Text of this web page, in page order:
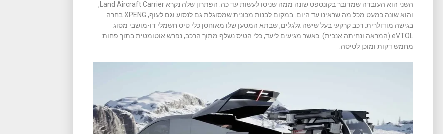
השני הוא העובדה שמדובר בקונספט שונה ממה שניסו לעשות עד כה. הפתרון שלה נקרא Land Aircraft Carrier,
והוא שונה כמעט מכל מה שראינו עד היום. במקום לבנות מכונית שמסוגלת גם לנסוע וגם לעוף, XPENG בחרה
בגישה מודולרית: רכב קרקעי בעל שישה גלגלים, שבתא המטען שלו מאוחסן כלי טיס חשמלי דו-מושבי מסוג
eVTOL (המראה ונחיתה אנכית). כאשר מגיעים ליעד, כלי הטיס נשלף מתוך הרכב, נפרש אוטומטית בתוך פחות
מחמש דקות ומוכן לטיסה.